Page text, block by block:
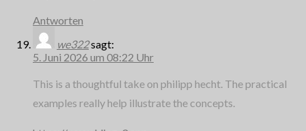
Antworten
we322sagt:
5. Juni 2026 um 08:22 Uhr
This is a thoughtful take on philipp hecht. The practical
examples really help illustrate the concepts.